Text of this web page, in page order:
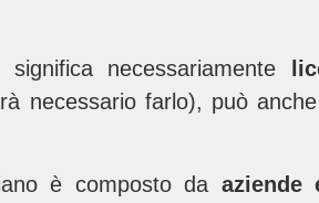
significa necessariamente
necessario farlo), può
è composto da aziende